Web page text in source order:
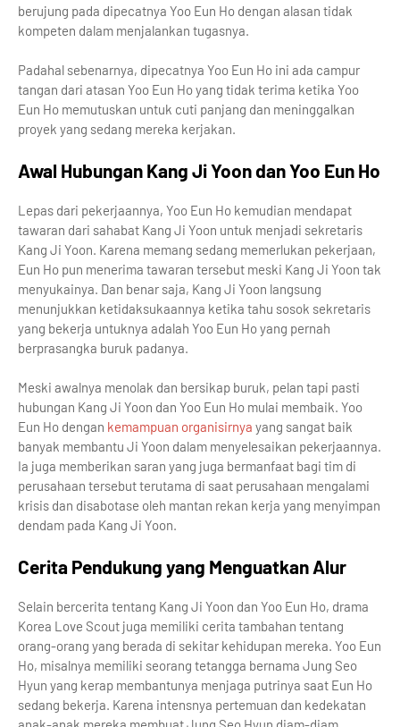
berujung pada dipecatnya Yoo Eun Ho dengan alasan tidak
kompeten dalam menjalankan tugasnya.
Padahal sebenarnya, dipecatnya Yoo Eun Ho ini ada campur
tangan dari atasan Yoo Eun Ho yang tidak terima ketika Yoo
Eun Ho memutuskan untuk cuti panjang dan meninggalkan
proyek yang sedang mereka kerjakan.
Awal Hubungan Kang Ji Yoon dan Yoo Eun Ho
Lepas dari pekerjaannya, Yoo Eun Ho kemudian mendapat
tawaran dari sahabat Kang Ji Yoon untuk menjadi sekretaris
Kang Ji Yoon. Karena memang sedang memerlukan pekerjaan,
Eun Ho pun menerima tawaran tersebut meski Kang Ji Yoon tak
menyukainya. Dan benar saja, Kang Ji Yoon langsung
menunjukkan ketidaksukaannya ketika tahu sosok sekretaris
yang bekerja untuknya adalah Yoo Eun Ho yang pernah
berprasangka buruk padanya.
Meski awalnya menolak dan bersikap buruk, pelan tapi pasti
hubungan Kang Ji Yoon dan Yoo Eun Ho mulai membaik. Yoo
Eun Ho dengan kemampuan organisirnya yang sangat baik
banyak membantu Ji Yoon dalam menyelesaikan pekerjaannya.
Ia juga memberikan saran yang juga bermanfaat bagi tim di
perusahaan tersebut terutama di saat perusahaan mengalami
krisis dan disabotase oleh mantan rekan kerja yang menyimpan
dendam pada Kang Ji Yoon.
Cerita Pendukung yang Menguatkan Alur
Selain bercerita tentang Kang Ji Yoon dan Yoo Eun Ho, drama
Korea Love Scout juga memiliki cerita tambahan tentang
orang-orang yang berada di sekitar kehidupan mereka. Yoo Eun
Ho, misalnya memiliki seorang tetangga bernama Jung Seo
Hyun yang kerap membantunya menjaga putrinya saat Eun Ho
sedang bekerja. Karena intensnya pertemuan dan kedekatan